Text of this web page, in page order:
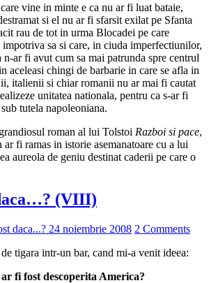
vine in minte e ca nu ar fi luat bataie,
si el nu ar fi sfarsit exilat pe Sfanta
rau de tot in urma Blocadei pe care
sa si care, in ciuda imperfectiunilor,
n-ar fi avut cum sa mai patrunda spre centrul
aceleasi chingi de barbarie in care se afla in
italienii si chiar romanii nu ar mai fi cautat
unitatea nationala, pentru ca s-ar fi
tutela napoleoniana.
roman al lui Tolstoi Razboi si pace,
fi ramas in istorie asemanatoare cu a lui
aureola de geniu destinat caderii pe care o
(VIII)
daca...? 24 noiembrie 2008 2 Comments
tigara intr-un bar, cand mi-a venit ideea:
fi fost descoperita America?